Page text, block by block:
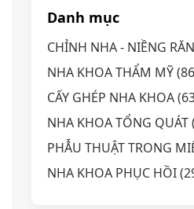
Danh mục
CHỈNH NHA - NIỀNG
NHA KHOA THẨM MỸ
CẤY GHÉP NHA KHOA
NHA KHOA TỔNG QUÁT
PHẪU THUẬT TRONG
NHA KHOA PHỤC HỒI